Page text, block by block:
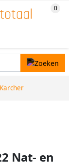
Karcher
Nat- en